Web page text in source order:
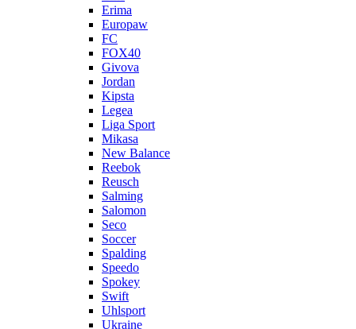
Erima
Europaw
FC
FOX40
Givova
Jordan
Kipsta
Legea
Liga Sport
Mikasa
New Balance
Reebok
Reusch
Salming
Salomon
Seco
Soccer
Spalding
Speedo
Spokey
Swift
Uhlsport
Ukraine